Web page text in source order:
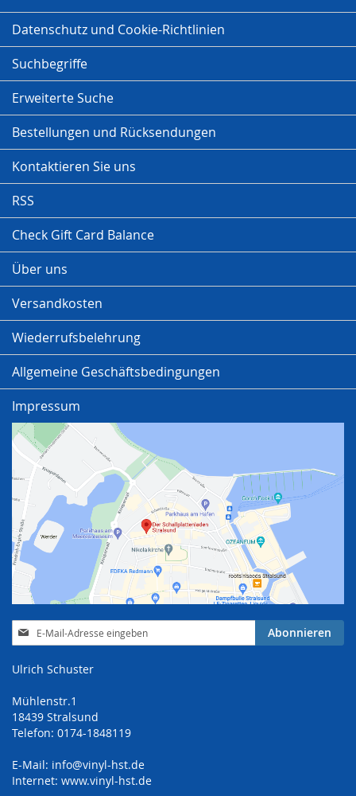
Datenschutz und Cookie-Richtlinien
Suchbegriffe
Erweiterte Suche
Bestellungen und Rücksendungen
Kontaktieren Sie uns
RSS
Check Gift Card Balance
Über uns
Versandkosten
Wiederrufsbelehrung
Allgemeine Geschäftsbedingungen
Impressum
Anmeldung
zum
Abonnieren
Ulrich Schuster
Mühlenstr.1
18439 Stralsund
Telefon: 0174-1848119
E-Mail: info@vinyl-hst.de
Internet: www.vinyl-hst.de